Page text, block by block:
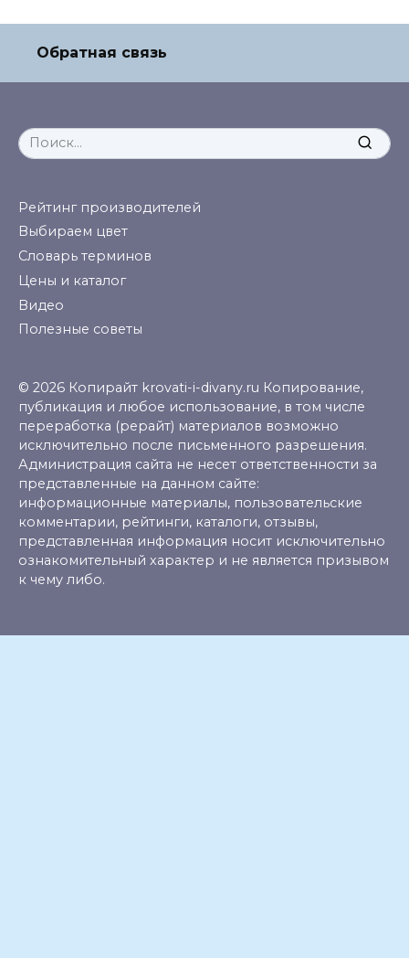
Обратная связь
Search
for:
Рейтинг производителей
Выбираем цвет
Словарь терминов
Цены и каталог
Видео
Полезные советы
© 2026 Копирайт krovati-i-divany.ru Копирование,
публикация и любое использование, в том числе
переработка (рерайт) материалов возможно
исключительно после письменного разрешения.
Администрация сайта не несет ответственности за
представленные на данном сайте:
информационные материалы, пользовательские
комментарии, рейтинги, каталоги, отзывы,
представленная информация носит исключительно
ознакомительный характер и не является призывом
к чему либо.